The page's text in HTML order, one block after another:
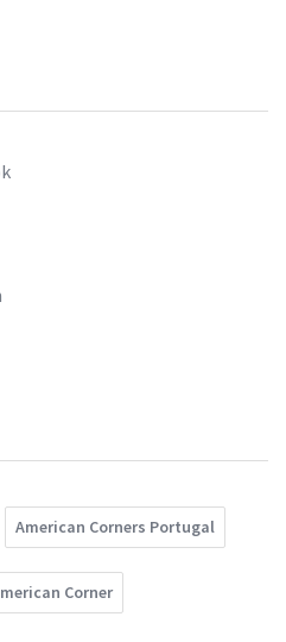
American Corners Portugal
Corner